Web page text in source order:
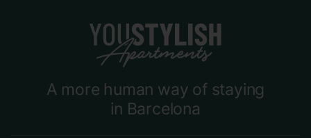
A more human way of staying
in Barcelona